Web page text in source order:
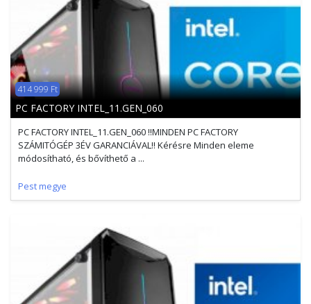
414 999 Ft
PC FACTORY INTEL_11.GEN_060
PC FACTORY INTEL_11.GEN_060 !!MINDEN PC FACTORY
SZÁMITÓGÉP 3ÉV GARANCIÁVAL!! Kérésre Minden eleme
módosítható, és bővíthető a ...
Pest megye